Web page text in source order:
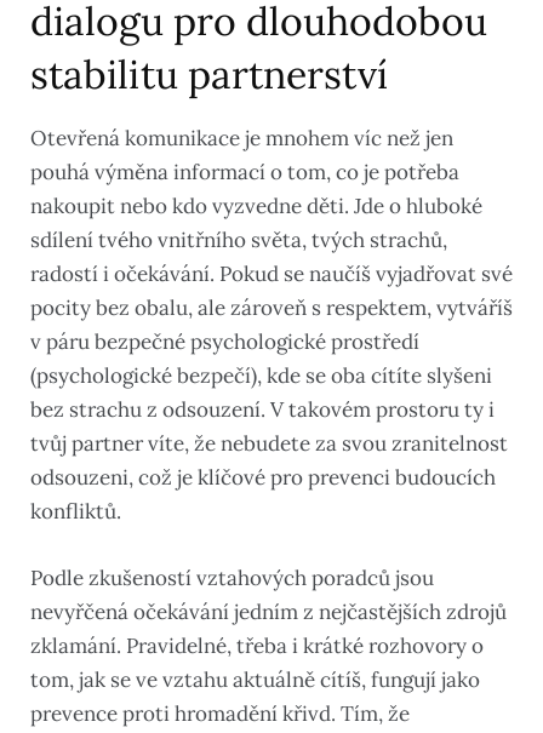
dialogu pro dlouhodobou
stabilitu partnerství
Otevřená komunikace je mnohem víc než jen
pouhá výměna informací o tom, co je potřeba
nakoupit nebo kdo vyzvedne děti. Jde o hluboké
sdílení tvého vnitřního světa, tvých strachů,
radostí i očekávání. Pokud se naučíš vyjadřovat své
pocity bez obalu, ale zároveň s respektem, vytváříš
v páru bezpečné psychologické prostředí
(psychologické bezpečí), kde se oba cítíte slyšeni
bez strachu z odsouzení. V takovém prostoru ty i
tvůj partner víte, že nebudete za svou zranitelnost
odsouzeni, což je klíčové pro prevenci budoucích
konfliktů.
Podle zkušeností vztahových poradců jsou
nevyřčená očekávání jedním z nejčastějších zdrojů
zklamání. Pravidelné, třeba i krátké rozhovory o
tom, jak se ve vztahu aktuálně cítíš, fungují jako
prevence proti hromadění křivd. Tím, že